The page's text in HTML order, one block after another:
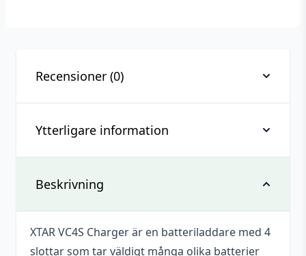
Beskrivning
XTAR VC4S Charger är en batteriladdare med 4
slottar som tar väldigt många olika batterier
Ytterligare information
Vikt
Dimensioner
125 × 42 × 178 mm
Mått
149x115x35 mm
Recensioner (0)
Recensioner
Det finns inga recensioner än.
Bli först med att recensera ”XTAR VC4S
Batteriladdare”
Du måste varainloggadför att skriva en
recension.